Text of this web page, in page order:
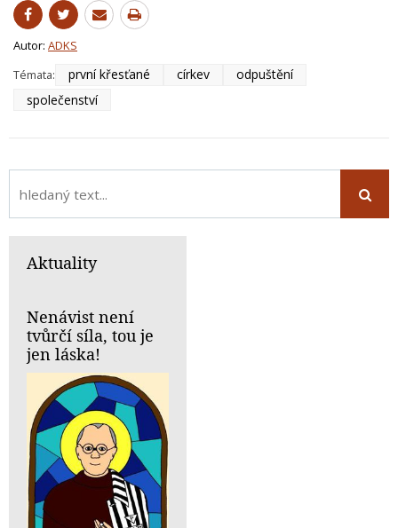
Autor: ADKS
Témata:
první křesťané církev
odpuštění
společenství
Aktuality
Nenávist není
tvůrčí síla, tou je
jen láska!